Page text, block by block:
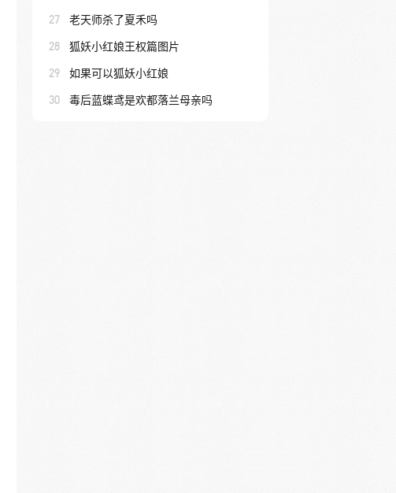
27 老天师杀了夏禾吗
28 狐妖小红娘王权篇图片
29 如果可以狐妖小红娘
30 毒后蓝蝶鸢是欢都落兰母亲吗